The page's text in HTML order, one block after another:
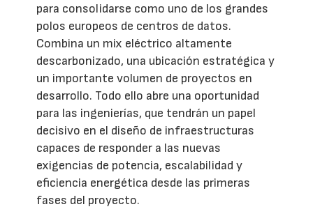
para consolidarse como uno de los grandes
polos europeos de centros de datos.
Combina un mix eléctrico altamente
descarbonizado, una ubicación estratégica y
un importante volumen de proyectos en
desarrollo. Todo ello abre una oportunidad
para las ingenierías, que tendrán un papel
decisivo en el diseño de infraestructuras
capaces de responder a las nuevas
exigencias de potencia, escalabilidad y
eficiencia energética desde las primeras
fases del proyecto.